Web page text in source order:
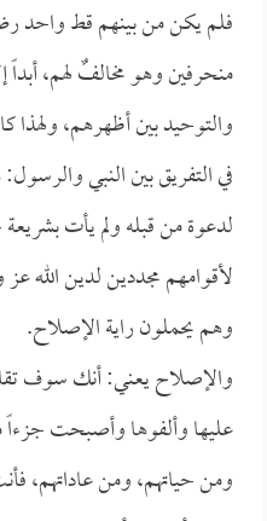
فلم يكن من بينهم قط واحد
منحرفين وهو مخالفٌ لهم،
والتوحيد بين أظهرهم، ولهذا
في التفريق بين النبي
لدعوة من قبله ولم يأت
لأقوامهم مجددين لدين الله
وهم يحملون راية الإصلاح.
والإصلاح يعني: أنك سوف
عليها وألفوها وأصبحت
ومن حياتهم، ومن عاداتهم،